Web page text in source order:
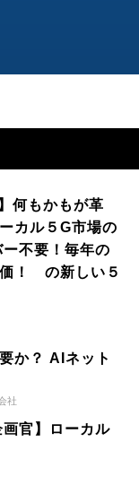
何もかもが革
カル５G市場の
不要！毎年の
！ の新しい５
か？ AIネット
社
画官】ローカル